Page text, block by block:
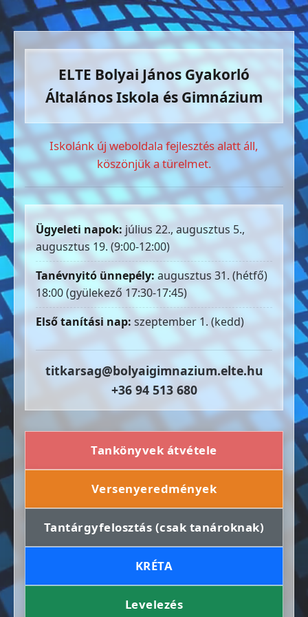
ELTE Bolyai János Gyakorló
Általános Iskola és Gimnázium
Iskolánk új weboldala fejlesztés alatt áll,
köszönjük a türelmet.
Ügyeleti napok: július 22., augusztus 5.,
augusztus 19. (9:00-12:00)
Tanévnyitó ünnepély: augusztus 31. (hétfő)
18:00 (gyülekező 17:30-17:45)
Első tanítási nap: szeptember 1. (kedd)
titkarsag@bolyaigimnazium.elte.hu
+36 94 513 680
Tankönyvek átvétele
Versenyeredmények
Tantárgyfelosztás (csak tanároknak)
KRÉTA
Levelezés